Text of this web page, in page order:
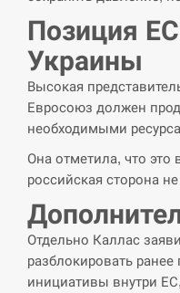
СЕРПЕНЬ
12:53
США обсуждают
Украины,
СЕРПЕНЬ
12:40
розблокування
СЕРПЕНЬ
Позиция
Украины
Высокая
Евросоюз должен
необходимыми
Она отметила, что это
российская сторона
Отдельно Каллас
разблокировать
инициативы внутри